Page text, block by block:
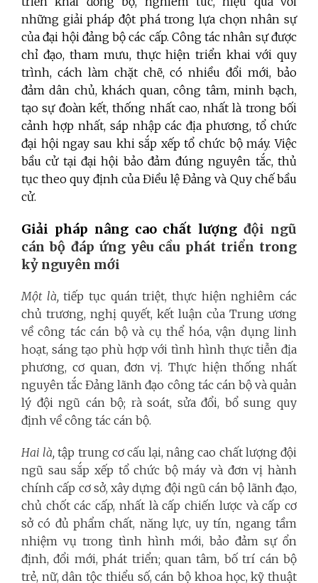
những giải pháp đột phá trong lựa chọn nhân sự
của đại hội đảng bộ các cấp. Công tác nhân sự được
chỉ đạo, tham mưu, thực hiện triển khai với quy
trình, cách làm chặt chẽ, có nhiều đổi mới, bảo
đảm dân chủ, khách quan, công tâm, minh bạch,
tạo sự đoàn kết, thống nhất cao, nhất là trong bối
cảnh hợp nhất, sáp nhập các địa phương, tổ chức
đại hội ngay sau khi sắp xếp tổ chức bộ máy. Việc
bầu cử tại đại hội bảo đảm đúng nguyên tắc, thủ
tục theo quy định của Điều lệ Đảng và Quy chế bầu
cử.
Giải pháp nâng cao chất lượngđội ngũ
cán bộ đáp ứng yêu cầu phát triển trong
kỷ nguyên mới
Một là, tiếp tục quán triệt, thực hiện nghiêm các
chủ trương, nghị quyết, kết luận của Trung ương
về công tác cán bộ và cụ thể hóa, vận dụng linh
hoạt, sáng tạo phù hợp với tình hình thực tiễn địa
phương, cơ quan, đơn vị. Thực hiện thống nhất
nguyên tắc Đảng lãnh đạo công tác cán bộ và quản
lý đội ngũ cán bộ; rà soát, sửa đổi, bổ sung quy
định về công tác cán bộ.
Hai là, tập trung cơ cấu lại, nâng cao chất lượng đội
ngũ sau sắp xếp tổ chức bộ máy và đơn vị hành
chính cấp cơ sở, xây dựng đội ngũ cán bộ lãnh đạo,
chủ chốt các cấp, nhất là cấp chiến lược và cấp cơ
sở có đủ phẩm chất, năng lực, uy tín, ngang tầm
nhiệm vụ trong tình hình mới, bảo đảm sự ổn
định, đổi mới, phát triển; quan tâm, bố trí cán bộ
trẻ, nữ, dân tộc thiểu số, cán bộ khoa học, kỹ thuật